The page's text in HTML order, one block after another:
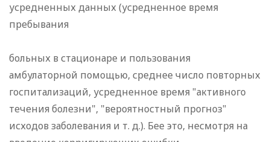
усредненных данных (усредненное время
пребывания
больных в стационаре и пользования
амбулаторной помощью, среднее число повторных
госпитализаций, усредненное время "активного
течения болезни", "вероятностный прогноз"
исходов заболевания и т. д.). Бее это, несмотря на